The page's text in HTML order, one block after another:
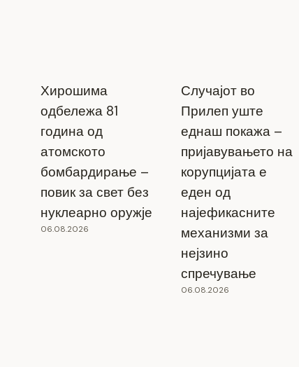
Хирошима
одбележа 81
година од
атомското
бомбардирање –
повик за свет без
нуклеарно оружје
06.08.2026
Случајот во
Прилеп уште
еднаш покажа –
пријавувањето на
корупцијата е
еден од
најефикасните
механизми за
нејзино
спречување
06.08.2026